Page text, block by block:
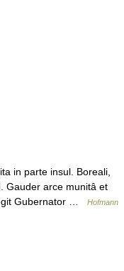
in parte insul. Boreali,
Gauder arce munitâ et
Gubernator …
Hofmann